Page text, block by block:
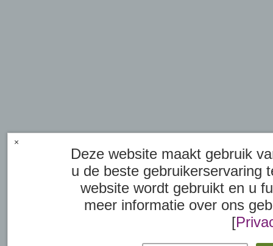
Deze website maakt gebruik
u de beste gebruikerservaring
website wordt gebruikt en u
meer informatie over ons
[
×